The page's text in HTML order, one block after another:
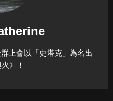
上會以「史塔克」為名出
》！